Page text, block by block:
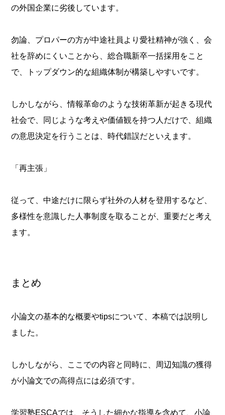
の外国企業に劣後しています。
勿論、プロパーの方が中途社員より愛社精神が強く、会
社を辞めにくいことから、総合職新卒一括採用をこと
で、トップダウン的な組織体制が構築しやすいです。
しかしながら、情報革命のような技術革新が起きる現代
社会で、同じような考えや価値観を持つ人だけで、組織
の意思決定を行うことは、時代錯誤だといえます。
「再主張」
従って、中途だけに限らず社外の人材を登用するなど、
多様性を意識した人事制度を取ることが、重要だと考え
ます。
まとめ
小論文の基本的な概要やtipsについて、本稿では説明し
ました。
しかしながら、ここでの内容と同時に、周辺知識の獲得
が小論文での高得点には必須です。
学習塾ESCAでは、そうした細かな指導を含めて、小論